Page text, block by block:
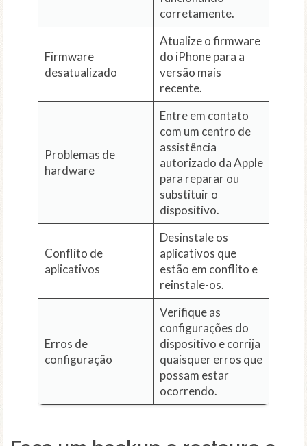
corretamente.
Firmware
desatualizado
Atualize o firmware
do iPhone para a
versão mais
recente.
Problemas de
hardware
Entre em contato
com um centro de
assistência
autorizado da Apple
para reparar ou
substituir o
dispositivo.
Conflito de
aplicativos
Desinstale os
aplicativos que
estão em conflito e
reinstale-os.
Erros de
configuração
Verifique as
configurações do
dispositivo e corrija
quaisquer erros que
possam estar
ocorrendo.